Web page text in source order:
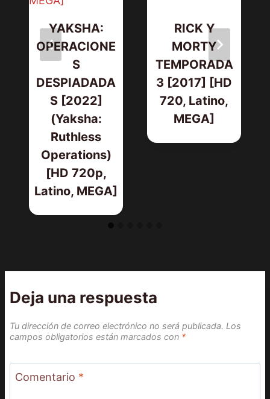
YAKSHA:
OPERACIONE
S
DESPIADADA
S [2022]
(Yaksha:
Ruthless
Operations)
[HD 720p,
Latino, MEGA]
RICK Y
MORTY
TEMPORADA
3 [2017] [HD
720, Latino,
MEGA]
Deja una respuesta
Tu dirección de correo electrónico no será publicada. Los
campos obligatorios están marcados con *
Comentario *